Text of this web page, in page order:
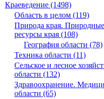
Краеведение (1498)
Область в целом (119)
Природа края. Природные
ресурсы края (108)
География области (78)
Техника области (11)
Сельское и лесное
области (132)
Здравоохранение.
области (65)